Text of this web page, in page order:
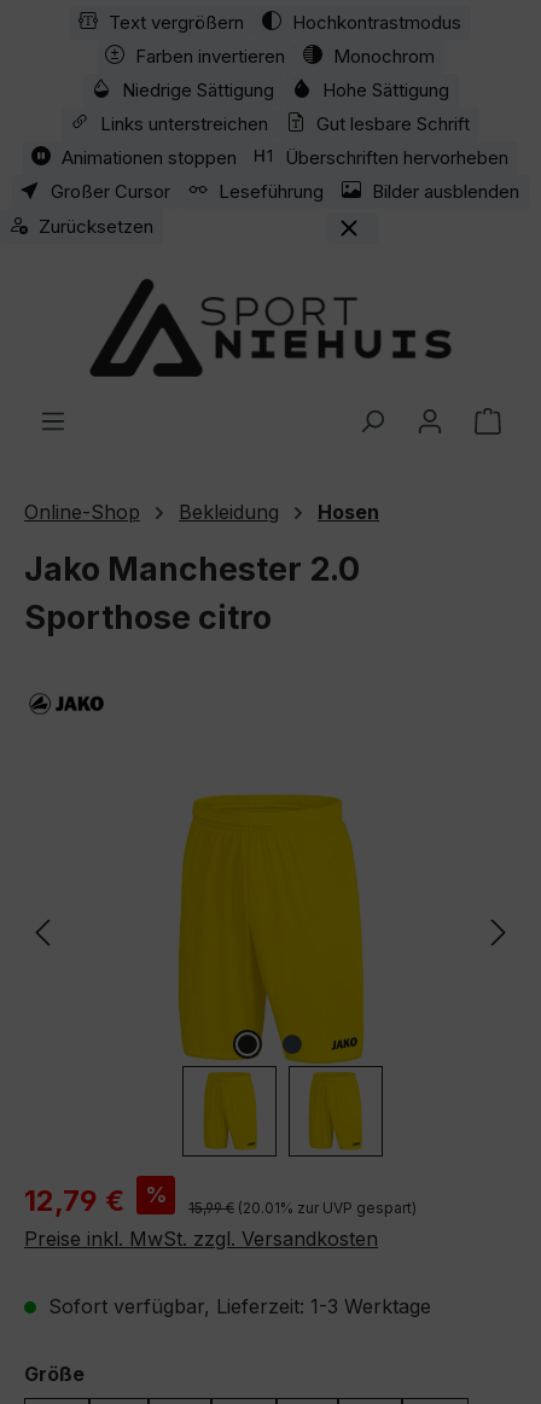
Zum Hauptinhalt springen
Text vergrößern
Hochkontrastmodus
Farben invertieren
Monochrom
Niedrige Sättigung
Hohe Sättigung
Links unterstreichen
Gut lesbare Schrift
Animationen stoppen
Überschriften hervorheben
Großer Cursor
Leseführung
Bilder ausblenden
Zurücksetzen
Online-Shop Bekleidung Hosen
Jako Manchester 2.0
Sporthose citro
Bildergalerie überspringen
Verkaufspreis:
12,79 € % Regulärer Preis:
15,99 € (20.01% zur UVP gespart)
Preise inkl. MwSt. zzgl. Versandkosten
Sofort verfügbar, Lieferzeit: 1-3 Werktage
Größeauswählen